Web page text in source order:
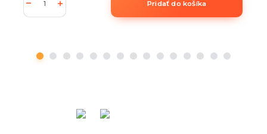
Pridať do košíka